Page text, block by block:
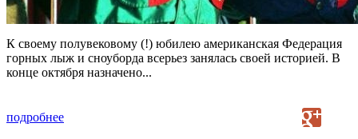
К своему полувековому (!) юбилею американская Федерация
горных лыж и сноуборда всерьез занялась своей историей. В
конце октября назначено...
подробнее